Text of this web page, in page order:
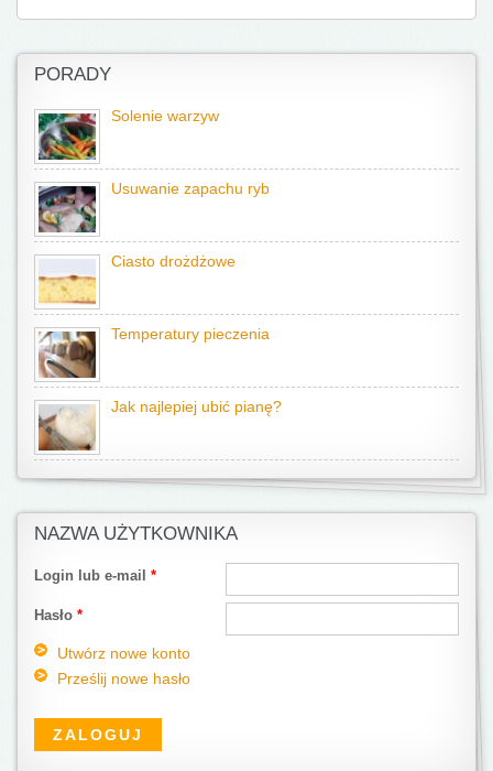
PORADY
Solenie warzyw
Usuwanie zapachu ryb
Ciasto drożdżowe
Temperatury pieczenia
Jak najlepiej ubić pianę?
NAZWA UŻYTKOWNIKA
Login lub e-mail *
Hasło *
Utwórz nowe konto
Prześlij nowe hasło